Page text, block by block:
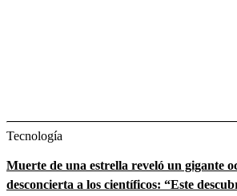
Tecnología
Muerte de una estrella reveló un gigante
desconcierta a los científicos: “Este